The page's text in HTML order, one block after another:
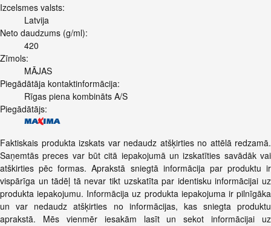
Izcelsmes valsts:
Latvija
Neto daudzums (g/ml):
420
Zīmols:
MĀJAS
Piegādātāja kontaktinformācija:
Rīgas piena kombināts A/S
Piegādātājs:
Faktiskais produkta izskats var nedaudz atšķirties no attēlā redzamā.
Saņemtās preces var būt citā iepakojumā un izskatīties savādāk vai
atškirties pēc formas. Aprakstā sniegtā informācija par produktu ir
vispārīga un tādēļ tā nevar tikt uzskatīta par identisku informācijai uz
produkta iepakojumu. Informācija uz produkta iepakojuma ir pilnīgāka
un var nedaudz atšķirties no informācijas, kas sniegta produktu
aprakstā. Mēs vienmēr iesakām lasīt un sekot informācijai uz